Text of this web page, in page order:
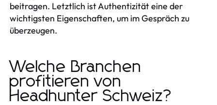
beitragen. Letztlich ist Authentizität eine der
wichtigsten Eigenschaften, um im Gespräch zu
überzeugen.
Welche Branchen
profitieren von
Headhunter Schweiz?